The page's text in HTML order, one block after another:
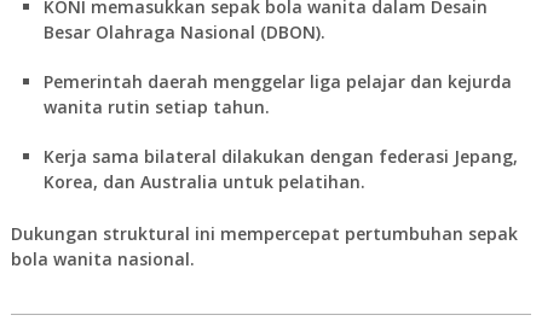
KONI memasukkan sepak bola wanita dalam Desain
Besar Olahraga Nasional (DBON).
Pemerintah daerah menggelar liga pelajar dan kejurda
wanita rutin setiap tahun.
Kerja sama bilateral dilakukan dengan federasi Jepang,
Korea, dan Australia untuk pelatihan.
Dukungan struktural ini mempercepat pertumbuhan sepak
bola wanita nasional.